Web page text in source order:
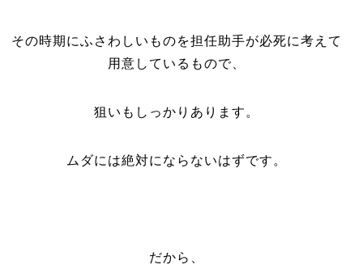
その時期にふさわしいものを担任助手が必死に考えて
用意しているもので、
狙いもしっかりあります。
ムダには絶対にならないはずです。
だから、